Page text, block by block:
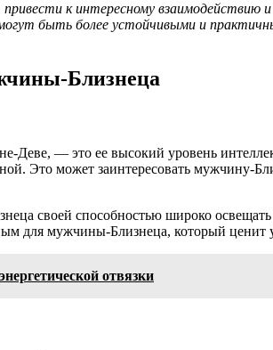
к интересному
быть более устойчивыми и
Близнеца
Деве, — это ее высокий уровень
Это может заинтересовать мужчину-
своей способностью широко
для мужчины-Близнеца, который ценит
отвязки